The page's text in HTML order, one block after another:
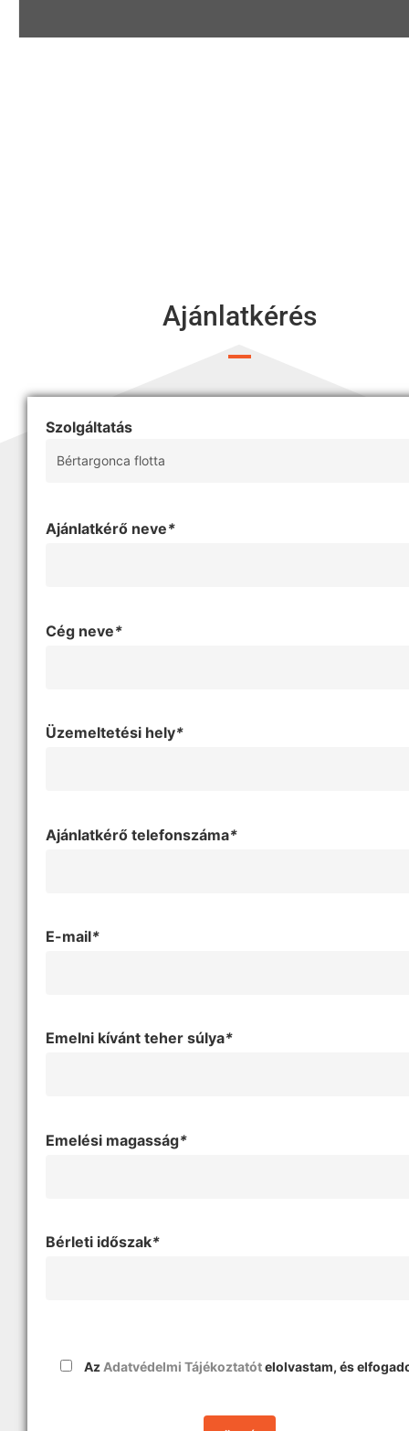
Ajánlatkérés
Szolgáltatás
Ajánlatkérő neve*
Cég neve*
Üzemeltetési hely*
Ajánlatkérő telefonszáma*
E-mail*
Emelni kívánt teher súlya*
Emelési magasság*
Bérleti időszak*
Az Adatvédelmi Tájékoztatótelolvastam, és